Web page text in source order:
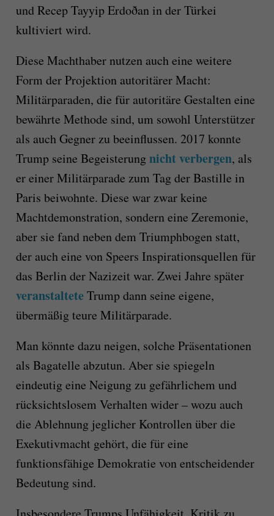
und Recep Tayyip Erdoðan in der Türkei
kultiviert wird.
Diese Machthaber nutzen auch eine weitere
Form der Projektion autoritärer Macht:
Militärparaden, die für autoritäre Gestalten eine
bewährte Methode sind, um sowohl Unterstützer
als auch Gegner zu beeinflussen. 2017 konnte
Trump seine Begeisterungnicht verbergen, als
er einer Militärparade zum Tag der Bastille in
Paris beiwohnte. Diese war zwar keine
Machtdemonstration, sondern eine Zeremonie,
aber sie fand neben dem Triumphbogen statt,
der auch eine von Speers Inspirationsquellen für
das Berlin der Nazizeit war. Zwei Jahre später
veranstalteteTrump dann seine eigene,
übermäßig teure Militärparade.
Man könnte dazu neigen, solche Präsentationen
als Bagatelle abzutun. Aber sie spiegeln
eindeutig eine Neigung zu gefährlichem und
rücksichtslosem Verhalten wider – wozu auch
die Ablehnung jeglicher Kontrollen über die
Exekutivmacht gehört, die für eine
funktionsfähige Demokratie von entscheidender
Bedeutung sind.